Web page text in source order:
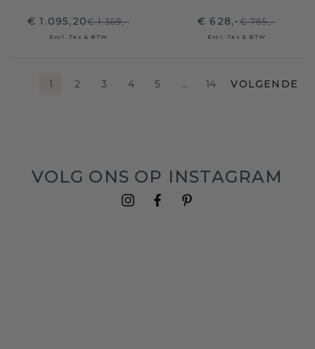
€ 1.095,20€ 1.369,-
Excl. Tax & BTW
€ 628,-€ 785,-
Excl. Tax & BTW
1 2 3 4 5 … 14 VOLGENDE
VOLG ONS OP INSTAGRAM